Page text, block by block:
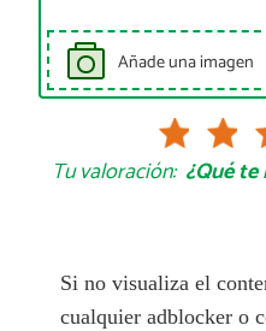
Añade una imagen
Tu valoración: ¿Qué
Si no visualiza el
cualquier adblocker o